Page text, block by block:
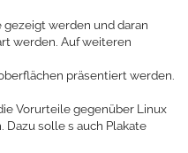
werden und daran
werden. Auf weiteren
präsentiert werden.
Vorurteile gegenüber Linux
Dazu solle s auch Plakate